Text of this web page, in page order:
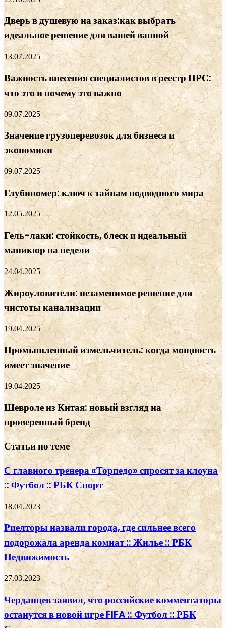
Дверь в душевую на заказ:как выбрать
идеальное решение для вашей ванной
13.07.2025
Важность внесения специалистов в реестр НРС:
что это и почему это важно
09.07.2025
Значение грузоперевозок для бизнеса и
экономики
09.07.2025
Глубиномер: ключ к тайнам подводного мира
12.05.2025
Гель-лаки: стойкость, блеск и идеальный
маникюр на недели
24.04.2025
Жироуловители: незаменимое решение для
чистоты канализации
19.04.2025
Промышленный измельчитель: когда мощность
имеет значение
19.04.2025
Шевроле из Китая: новый взгляд на
проверенный бренд
Статьи по теме
С главного тренера «Торпедо» спросят за клоуна
:: Футбол :: РБК Спорт
18.04.2023
Риелторы назвали города, где сильнее всего
подорожала аренда комнат :: Жилье :: РБК
Недвижимость
27.03.2023
Черданцев заявил, что российские комментаторы
останутся в новой игре FIFA :: Футбол :: РБК